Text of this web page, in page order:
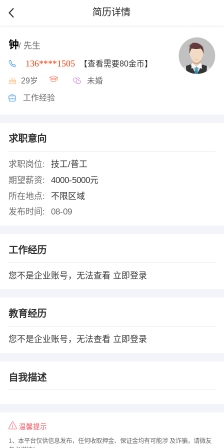
简历详情
钟/ 先生
136****1505 【查看需要80金币】
29岁 未婚
工作经验
求职意向
求职岗位:
技工/普工
期望薪资:
4000-5000元
所在地点:
不限区域
发布时间:
08-09
工作经历
您不是企业账号，无法查看 立即登录
教育经历
您不是企业账号，无法查看 立即登录
自我描述
温馨提示
1、本平台仅供信息发布，任何收取押金、保证金均有可能涉 及诈骗，请微友